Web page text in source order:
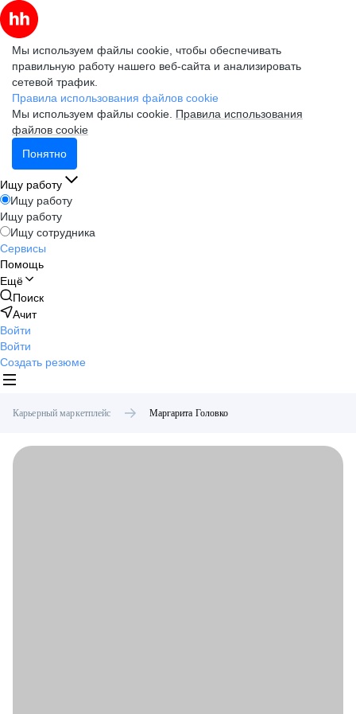
Мы используем файлы cookie, чтобы обеспечивать
правильную работу нашего веб-сайта и анализировать
сетевой трафик.
Правила использования файлов cookie
Мы используем файлы cookie. Правила использования
файлов cookie
Понятно
Ищу работу
Ищу работу
Ищу работу
Ищу сотрудника
Сервисы
Помощь
Ещё
Поиск
Ачит
Войти
Войти
Создать резюме
Карьерный маркетплейс Маргарита Головко